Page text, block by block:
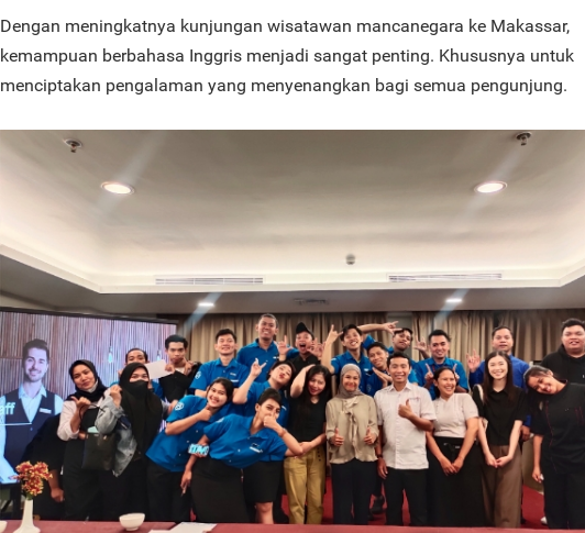
Dengan meningkatnya kunjungan wisatawan mancanegara ke Makassar,
kemampuan berbahasa Inggris menjadi sangat penting. Khususnya untuk
menciptakan pengalaman yang menyenangkan bagi semua pengunjung.